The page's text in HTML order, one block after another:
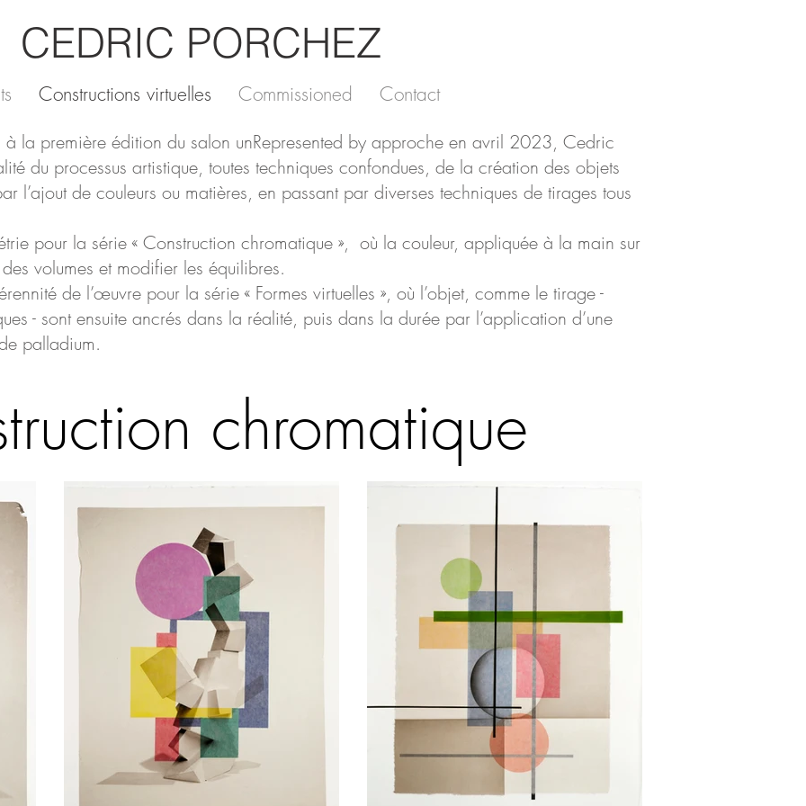
CEDRIC PORCHEZ
Constructions virtuelles Commissioned
Contact
à la première édition du salon unRepresented by approche en avril 2023, Cedric
du processus artistique, toutes techniques confondues, de la création des objets
l’ajout de couleurs ou matières, en passant par diverses techniques de tirages tous
pour la série « Construction chromatique », où la couleur, appliquée à la main sur
volumes et modifier les équilibres.
de l’œuvre pour la série « Formes virtuelles », où l’objet, comme le tirage -
- sont ensuite ancrés dans la réalité, puis dans la durée par l’application d’une
palladium.
chromatique